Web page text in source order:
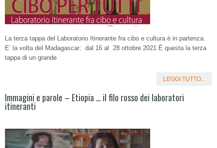
La terza tappa del Laboratorio Itinerante fra cibo e cultura è in partenza.
E’ la volta del Madagascar: dal 16 al 28 ottobre 2021 È questa la terza
tappa di un grande
LEGGI TUTTO...
Immagini e parole – Etiopia … il filo rosso dei laboratori
itineranti